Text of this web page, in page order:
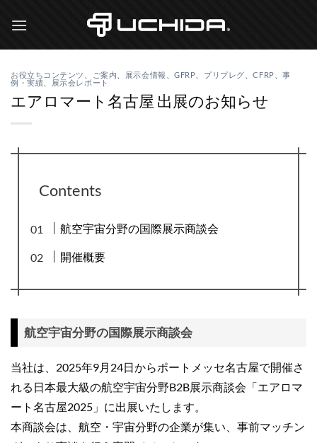
お役立ちコンテンツ ご案内 展示会情報 、GFRP プリプレグ 、CFRP 、事
例・実績
展示会レポート
エアロマート名古屋 出展のお知らせ
Contents
航空宇宙分野の国際展示商談会
開催概要
航空宇宙分野の国際展示商談会
当社は、2025年9月24日からポートメッセ名古屋で開催さ
れる日本最大級の航空宇宙分野B2B展示商談会「エアロマ
ート名古屋2025」に出展いたします。
本商談会は、航空・宇宙分野の企業が集い、事前マッチン